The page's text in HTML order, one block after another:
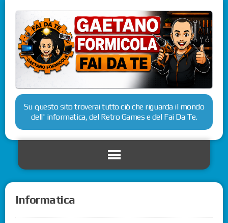
Su questo sito troverai tutto ciò che riguarda il mondo
dell' informatica, del Retro Games e del Fai Da Te.
Informatica